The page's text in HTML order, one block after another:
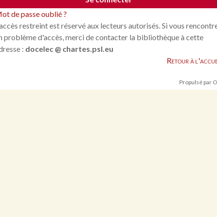
de passe oublié ?
restreint est réservé aux lecteurs autorisés. Si vous
problème d'accès, merci de contacter la bibliothèque à cette
: docelec @ chartes.psl.eu
Retour à
Propulsé par